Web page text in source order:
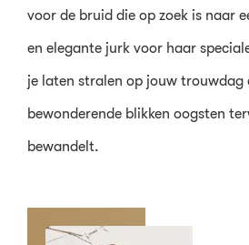
voor de bruid die op zoek is naar
en elegante jurk voor haar
je laten stralen op jouw trouwdag
bewonderende blikken oogsten
bewandelt.